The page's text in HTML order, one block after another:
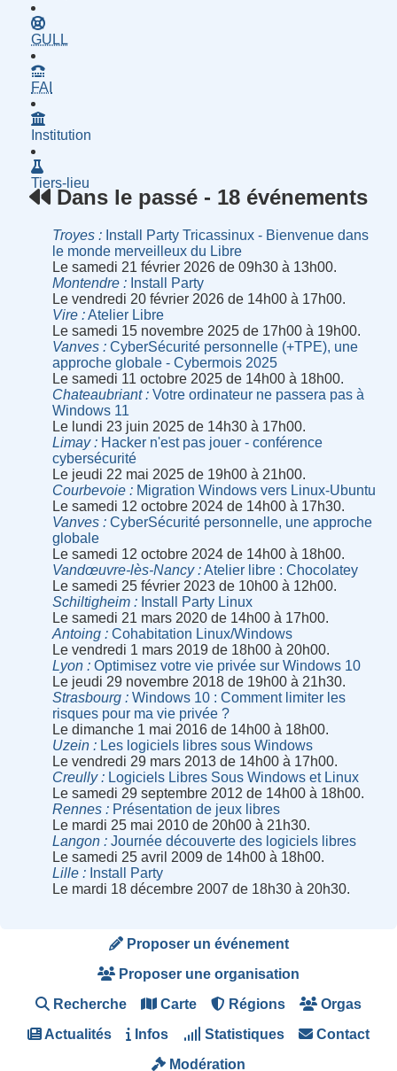
GULL
FAI
Institution
Tiers-lieu
Dans le passé - 18 événements
Troyes
Install Party Tricassinux - Bienvenue dans
le monde merveilleux du Libre
Le samedi 21 février 2026 de 09h30 à 13h00.
Montendre
Install Party
Le vendredi 20 février 2026 de 14h00 à 17h00.
Vire
Atelier Libre
Le samedi 15 novembre 2025 de 17h00 à 19h00.
Vanves
CyberSécurité personnelle (+TPE), une
approche globale - Cybermois 2025
Le samedi 11 octobre 2025 de 14h00 à 18h00.
Chateaubriant
Votre ordinateur ne passera pas à
Windows 11
Le lundi 23 juin 2025 de 14h30 à 17h00.
Limay
Hacker n'est pas jouer - conférence
cybersécurité
Le jeudi 22 mai 2025 de 19h00 à 21h00.
Courbevoie
Migration Windows vers Linux-Ubuntu
Le samedi 12 octobre 2024 de 14h00 à 17h30.
Vanves
CyberSécurité personnelle, une approche
globale
Le samedi 12 octobre 2024 de 14h00 à 18h00.
Vandœuvre-lès-Nancy
Atelier libre : Chocolatey
Le samedi 25 février 2023 de 10h00 à 12h00.
Schiltigheim
Install Party Linux
Le samedi 21 mars 2020 de 14h00 à 17h00.
Antoing
Cohabitation Linux/Windows
Le vendredi 1 mars 2019 de 18h00 à 20h00.
Lyon
Optimisez votre vie privée sur Windows 10
Le jeudi 29 novembre 2018 de 19h00 à 21h30.
Strasbourg
Windows 10 : Comment limiter les
risques pour ma vie privée ?
Le dimanche 1 mai 2016 de 14h00 à 18h00.
Uzein
Les logiciels libres sous Windows
Le vendredi 29 mars 2013 de 14h00 à 17h00.
Creully
Logiciels Libres Sous Windows et Linux
Le samedi 29 septembre 2012 de 14h00 à 18h00.
Rennes
Présentation de jeux libres
Le mardi 25 mai 2010 de 20h00 à 21h30.
Langon
Journée découverte des logiciels libres
Le samedi 25 avril 2009 de 14h00 à 18h00.
Lille
Install Party
Le mardi 18 décembre 2007 de 18h30 à 20h30.
Proposer un événement
Proposer une organisation
Recherche Carte Régions Orgas
Actualités Infos Statistiques Contact
Modération